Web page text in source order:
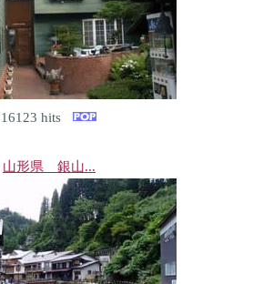
16123 hits
山形県 銀山...